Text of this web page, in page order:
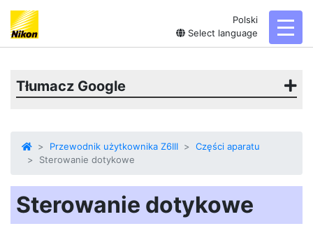
Polski
Select language
Tłumacz Google
Przewodnik użytkownika Z6III
Części aparatu
Sterowanie dotykowe
Sterowanie dotykowe